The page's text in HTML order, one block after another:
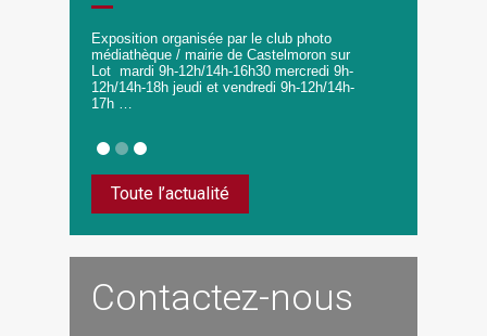
Exposition organisée par le club photo
médiathèque / mairie de Castelmoron sur
Lot mardi 9h-12h/14h-16h30 mercredi 9h-
12h/14h-18h jeudi et vendredi 9h-12h/14h-
17h …
Toute l’actualité
Contactez-nous